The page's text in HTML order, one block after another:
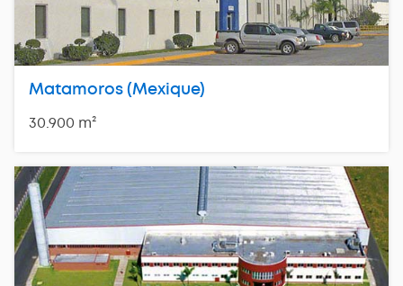
30.900 m²
Matamoros (Mexique)